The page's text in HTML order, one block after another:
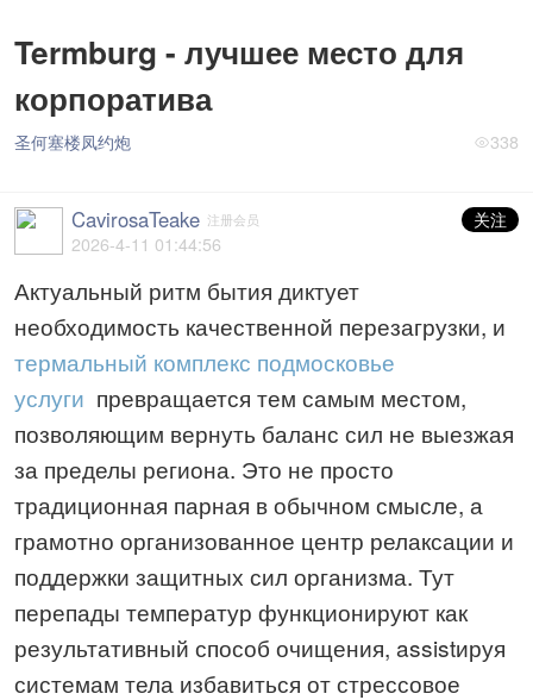
Termburg - лучшее место для
корпоратива
圣何塞楼凤约炮 338
CavirosaTeake 注册会员
关注
2026-4-11 01:44:56
Актуальный ритм бытия диктует
необходимость качественной перезагрузки, и
термальный комплекс подмосковье
услуги превращается тем самым местом,
позволяющим вернуть баланс сил не выезжая
за пределы региона. Это не просто
традиционная парная в обычном смысле, а
грамотно организованное центр релаксации и
поддержки защитных сил организма. Тут
перепады температур функционируют как
результативный способ очищения, assistируя
системам тела избавиться от стрессовое